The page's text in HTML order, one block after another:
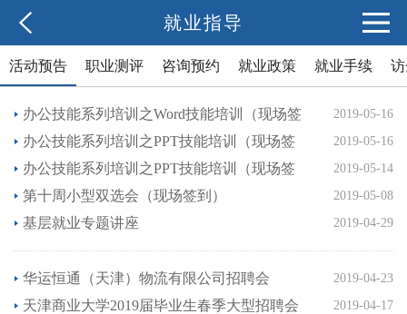
就业指导
活动预告 职业测评 咨询预约 就业政策 就业手续
就业典型
办公技能系列培训之Word技能培训（现场签
到）
2019-05-16
办公技能系列培训之PPT技能培训（现场签
到）
2019-05-16
办公技能系列培训之PPT技能培训（现场签
到）
2019-05-14
第十周小型双选会（现场签到） 2019-05-08
基层就业专题讲座 2019-04-29
华运恒通（天津）物流有限公司招聘会 2019-04-23
天津商业大学2019届毕业生春季大型招聘会 2019-04-17